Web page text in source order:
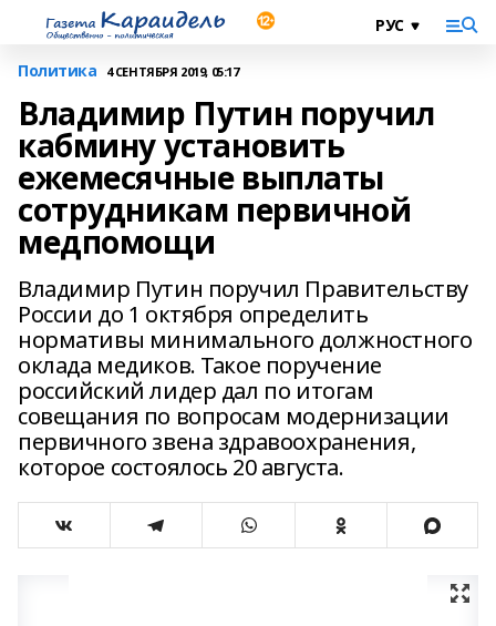
Политика 4 СЕНТЯБРЯ 2019, 05:17
Владимир Путин поручил
кабмину установить
ежемесячные выплаты
сотрудникам первичной
медпомощи
Владимир Путин поручил Правительству
России до 1 октября определить
нормативы минимального должностного
оклада медиков. Такое поручение
российский лидер дал по итогам
совещания по вопросам модернизации
первичного звена здравоохранения,
которое состоялось 20 августа.